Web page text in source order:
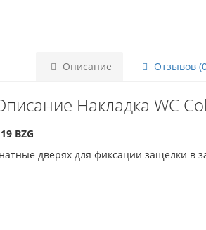
Описание Отзывов
Накладка WC
BZG
дверях для фиксации защелки в